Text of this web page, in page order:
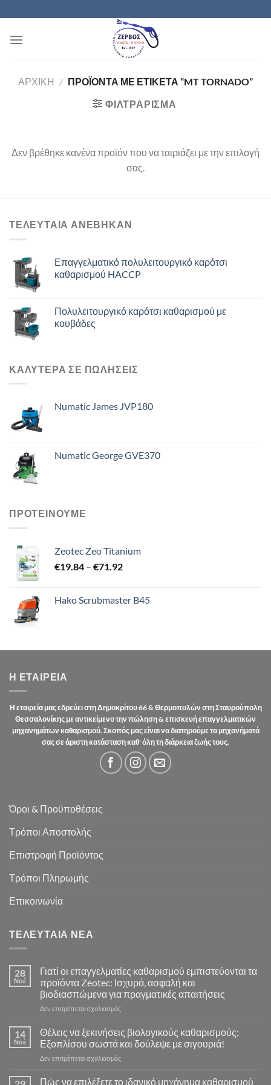
στο
περιεχόμενο
ΑΡΧΙΚΉ / ΠΡΟΪΌΝΤΑ ΜΕ ΕΤΙΚΈΤΑ “MT TORNADO”
ΦΙΛΤΡΆΡΙΣΜΑ
Δεν βρέθηκε κανένα προϊόν που να ταιριάζει με την επιλογή
σας.
ΤΕΛΕΥΤΑΙΑ ΑΝΈΒΗΚΑΝ
Επαγγελματικό πολυλειτουργικό καρότσι
καθαρισμού HACCP
Πολυλειτουργικό καρότσι καθαρισμού με
κουβάδες
ΚΑΛΥΤΕΡΑ ΣΕ ΠΩΛΗΣΕΙΣ
Numatic James JVP180
Numatic George GVE370
ΠΡΟΤΕΙΝΟΥΜΕ
Zeotec Zeo Titanium
€19.84 – €71.92Price
through
Hako Scrubmaster B45
Η ΕΤΑΙΡΕΊΑ
Η εταιρεία μας εδρεύει στη Δημοκρίτου 66 & Θερμοπυλών στη Σταυρούπολη
Θεσσαλονίκης με αντικείμενο την πώληση & επισκευή επαγγελματικών
μηχανημάτων καθαρισμού. Σκοπός μας είναι να διατηρούμε τα μηχανήματά
σας σε άριστη κατάσταση καθ' όλη τη διάρκεια ζωής τους.
Όροι & Προϋποθέσεις
Τρόποι Αποστολής
Επιστροφή Προϊόντος
Τρόποι Πληρωμής
Επικοινωνία
ΤΕΛΕΥΤΑΊΑ ΝΈΑ
28
Νοέ
Γιατί οι επαγγελματίες καθαρισμού εμπιστεύονται τα
προϊόντα Zeotec: Ισχυρά, ασφαλή και
βιοδιασπώμενα για πραγματικές απαιτήσεις
Δεν επιτρέπεται σχολιασμόςστο
επαγγελματίες
καθαρισμού
εμπιστεύονται
προϊόντα
14
Νοέ
Θέλεις να ξεκινήσεις βιολογικούς καθαρισμούς;
Εξοπλίσου σωστά και δούλεψε με σιγουριά!
Δεν επιτρέπεται σχολιασμόςστο
Πώς να επιλέξετε το ιδανικό μηχάνημα καθαρισμού